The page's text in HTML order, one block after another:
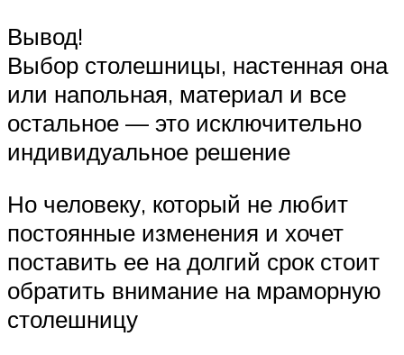
Вывод!
Выбор столешницы, настенная она
или напольная, материал и все
остальное — это исключительно
индивидуальное решение
Но человеку, который не любит
постоянные изменения и хочет
поставить ее на долгий срок стоит
обратить внимание на мраморную
столешницу